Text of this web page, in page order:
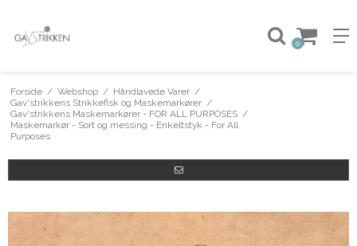
0
Forside / Webshop / Håndlavede Varer /
Gav'strikkens Strikkefisk og Maskemarkører /
Gav'strikkens Maskemarkører - FOR ALL PURPOSES /
Maskemarkør - Sort og messing - Enkeltstyk - For All
Purposes